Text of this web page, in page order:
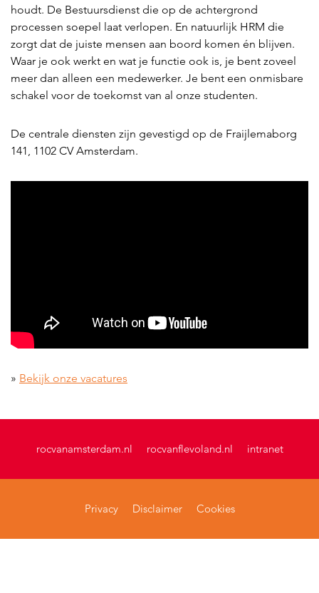
houdt. De Bestuursdienst die op de achtergrond
processen soepel laat verlopen. En natuurlijk HRM die
zorgt dat de juiste mensen aan boord komen én blijven.
Waar je ook werkt en wat je functie ook is, je bent zoveel
meer dan alleen een medewerker. Je bent een onmisbare
schakel voor de toekomst van al onze studenten.
De centrale diensten zijn gevestigd op de Fraijlemaborg
141, 1102 CV Amsterdam.
» Bekijk onze vacatures
rocvanamsterdam.nl rocvanflevoland.nl intranet
Privacy Disclaimer Cookies